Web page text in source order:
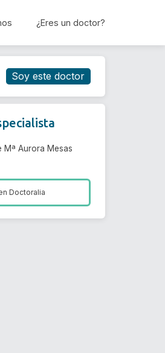
¿Eres un doctor?
Reservar cita
Soy este doctor
Mª Aurora Mesas
Doctoralia